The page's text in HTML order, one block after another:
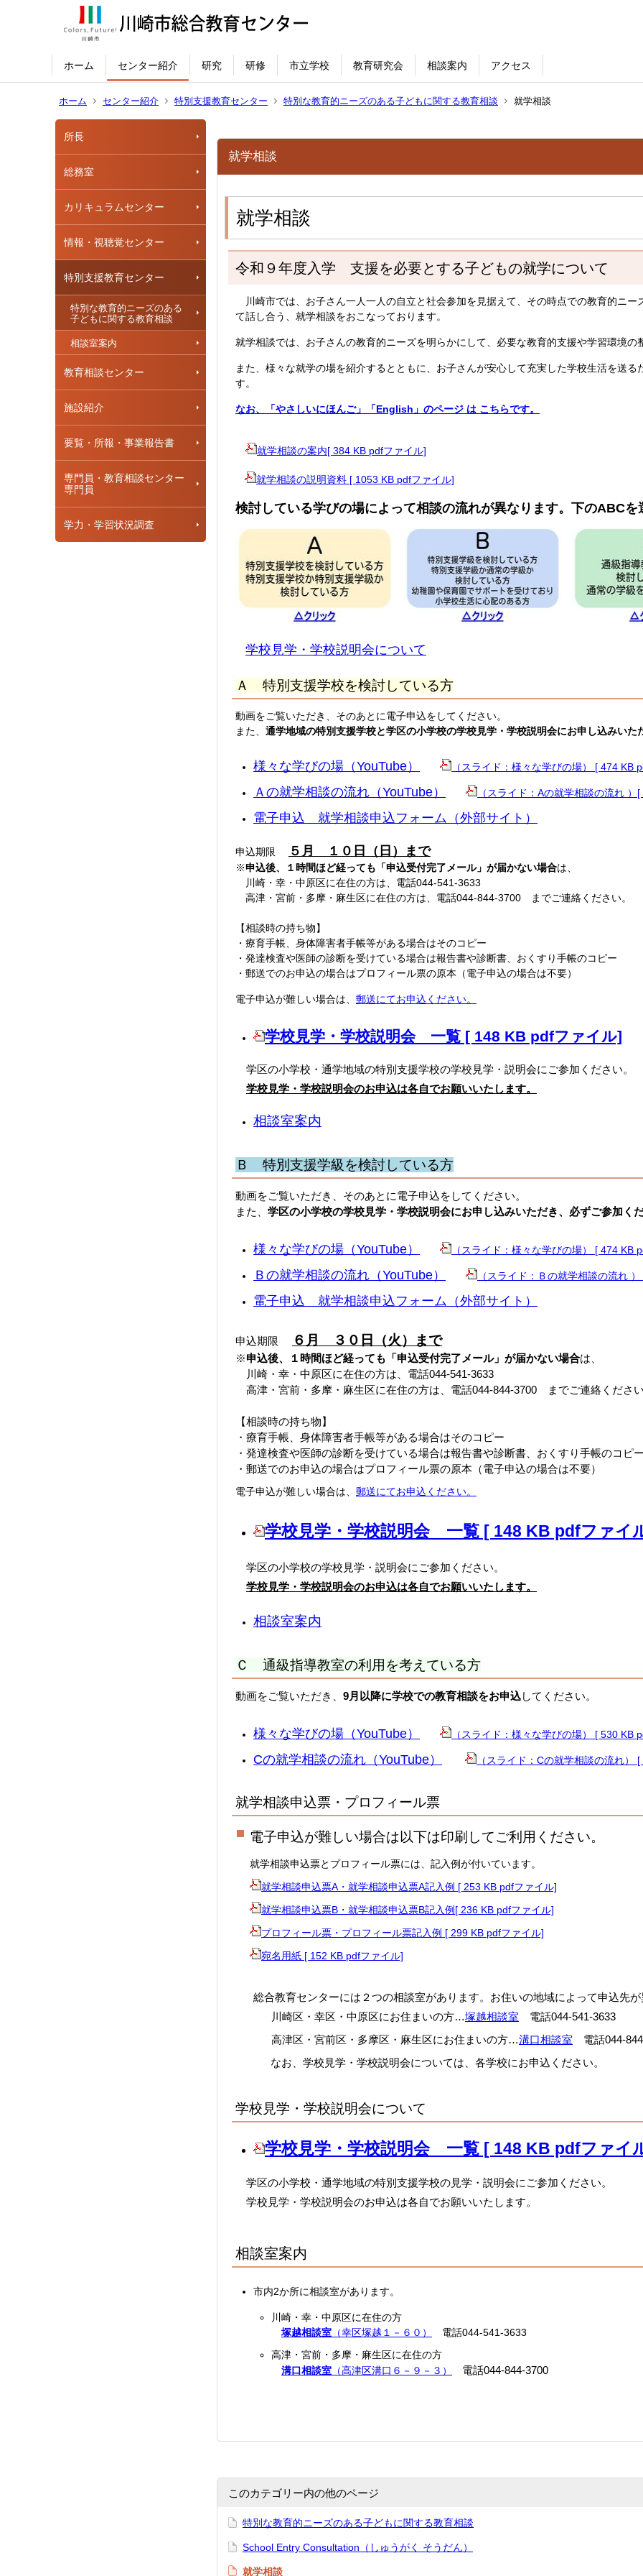
ホーム センター紹介 研究 研修 市立学校 教育研究会 相談案内 アクセス
ホーム センター紹介 特別支援教育センター 特別な教育的ニーズのある子どもに関する教育相談 就学相談
所長
総務室
カリキュラムセンター
情報・視聴覚センター
特別支援教育センター
特別な教育的ニーズのある
子どもに関する教育相談
相談室案内
教育相談センター
施設紹介
要覧・所報・事業報告書
専門員・教育相談センター
専門員
学力・学習状況調査
就学相談
就学相談
令和９年度入学 支援を必要とする子どもの就学について
川崎市では、お子さん一人一人の自立と社会参加を見据えて、その時点での教育的ニ
て話し合う、就学相談をおこなっております。
就学相談では、お子さんの教育的ニーズを明らかにして、必要な教育的支援や学習環境の
また、様々な就学の場を紹介するとともに、お子さんが安心して充実した学校生活を送
す。
なお、「やさしいにほんご」「English」のページ は こちらです。
就学相談の案内[ 384 KB pdfファイル]
就学相談の説明資料 [ 1053 KB pdfファイル]
検討している学びの場によって相談の流れが異なります。下のABCを
学校見学・学校説明会について
Ａ 特別支援学校を検討している方
動画をご覧いただき、そのあとに電子申込をしてください。
また、 通学地域の特別支援学校と学区の小学校の学校見学・学校説明会にお申し込みいた
様々な学びの場（YouTube） （スライド：様々な学びの場） [ 474 KB
Ａ の就学相談の流れ（YouTube） （スライド：Aの就学相談の流れ
電子申込 就学相談申込フォーム（外部サイト）
申込期限 ５月 １０日（日）まで
※申込後、１時間ほど経っても「申込受付完了メール」が届かない場合は、
川崎・幸・中原区に在住の方は、電話044-541-3633
高津・宮前・多摩・麻生区に在住の方は、電話044-844-3700 までご連絡ください。
【相談時の持ち物】
・療育手帳、身体障害者手帳等がある場合はそのコピー
・発達検査や医師の診断を受けている場合は報告書や診断書、おくすり手帳のコピー
・郵送でのお申込の場合はプロフィール票の原本（電子申込の場合は不要）
電子申込が難しい場合は、 郵送にてお申込ください。
学校見学・学校説明会 一覧 [ 148 KB pdfファイル]
学区の小学校・通学地域の特別支援学校の学校見学・説明会にご参加ください。
学校見学・学校説明会のお申込は各自でお願いいたします。
相談室案内
Ｂ 特別支援学級を検討している方
動画をご覧いただき、そのあとに電子申込をしてください。
また、 学区の小学校の学校見学・学校説明会にお申し込みいただき、必ずご参加くだ
様々な学びの場（YouTube） （スライド：様々な学びの場） [ 474 KB
Ｂ の就学相談の流れ（YouTube） （スライド：Ｂの就学相談の流れ
電子申込 就学相談申込フォーム（外部サイト）
申込期限 ６月 ３０日（火）まで
※申込後、１時間ほど経っても「申込受付完了メール」が届かない場合は、
川崎・幸・中原区に在住の方は、電話044-541-3633
高津・宮前・多摩・麻生区に在住の方は、 電話044-844-3700 までご連絡ください
【相談時の持ち物】
・療育手帳、身体障害者手帳等がある場合はそのコピー
・発達検査や医師の診断を受けている場合は報告書や診断書、おくすり手帳のコピー
・郵送でのお申込の場合はプロフィール票の原本（電子申込の場合は不要）
電子申込が難しい場合は、 郵送にてお申込ください。
学校見学・学校説明会 一覧 [ 148 KB pdfファイ
学区の小学校の学校見学・説明会にご参加ください。
学校見学・学校説明会のお申込は各自でお願いいたします。
相談室案内
Ｃ 通級指導教室の利用を考えている方
動画をご覧いただき、 9月以降に学校での教育相談をお申込してください。
様々な学びの場（YouTube） （スライド：様々な学びの場） [ 530 KB
Cの就学相談の流れ（YouTube） （スライド：Cの就学相談の流れ）
就学相談申込票・プロフィール票
電子申込が難しい場合は以下は印刷してご利用ください。
就学相談申込票とプロフィール票には、記入例が付いています。
就学相談申込票A・就学相談申込票A記入例 [ 253 KB pdfファイル]
就学相談申込票B・就学相談申込票B記入例[ 236 KB pdfファイル]
プロフィール票・プロフィール票記入例 [ 299 KB pdfファイル]
宛名用紙 [ 152 KB pdfファイル]
総合教育センターには２つの相談室があります。お住いの地域によって申込先が
川崎区・幸区・中原区にお住まいの方…塚越相談室 電話044-541-3633
高津区・宮前区・多摩区・麻生区にお住まいの方…溝口相談室
電話044-
なお、学校見学・学校説明会については、各学校にお申込ください。
学校見学・学校説明会について
学校見学・学校説明会 一覧 [ 148 KB pdfファイ
学区の小学校・通学地域の特別支援学校の見学・説明会にご参加ください。
学校見学・学校説明会のお申込は各自でお願いいたします。
相談室案内
市内2か所に相談室があります。
川崎・幸・中原区に在住の方
塚越相談室 （幸区塚越１－６０）
電話044-541-3633
高津・宮前・多摩・麻生区に在住の方
溝口相談室 （高津区溝口６－９－３） 電話044-844-3700
このカテゴリー内の他のページ
特別な教育的ニーズのある子どもに関する教育相談
School Entry Consultation（しゅうがく そうだん）
就学相談